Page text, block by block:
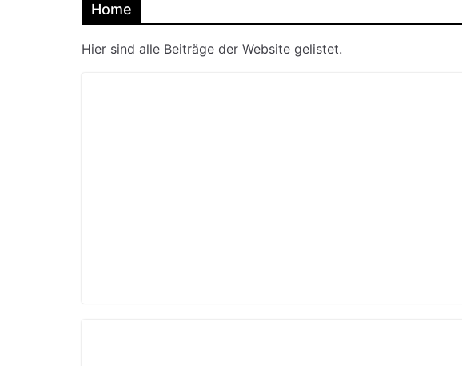
Home
Hier sind alle Beiträge der Website gelistet.